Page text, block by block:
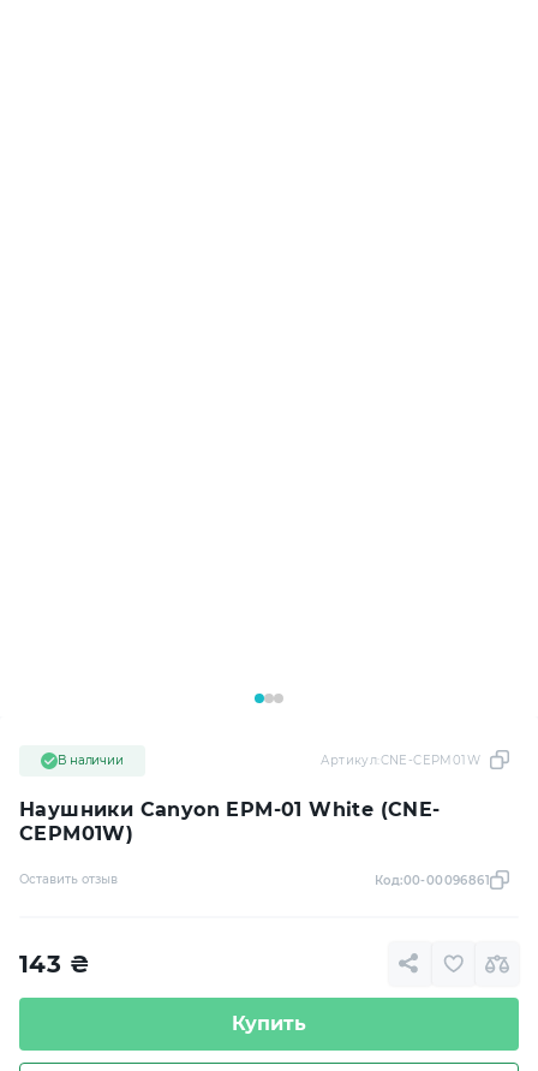
Наушники Canyon EPM-01 White (CNE-
CEPM01W)
В наличии Артикул:CNE-CEPM01W
Оставить отзыв Код:00-00096861
143 ₴
Купить